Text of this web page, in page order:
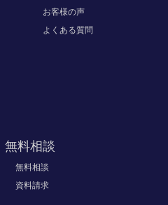
お客様の声
よくある質問
無料相談
無料相談
資料請求